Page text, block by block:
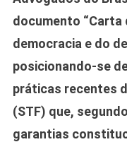
documento “Carta
democracia e do
posicionando-se
práticas recentes
(STF) que,
garantias